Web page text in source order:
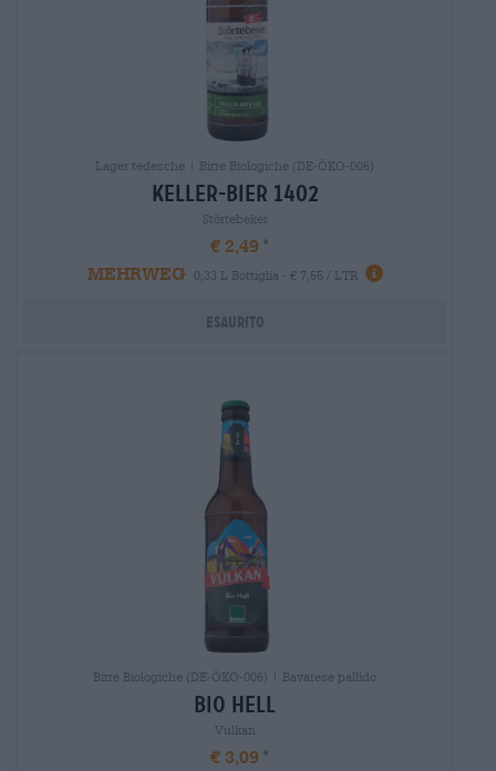
Lager tedesche | Birre Biologiche (DE-ÖKO-006)
keller-bier 1402
Störtebeker
€ 2,49
MEHRWEG
0,33 L Bottiglia - € 7,55 / LTR
Esaurito
Birre Biologiche (DE-ÖKO-006) | Bavarese pallido
bio hell
Vulkan
€ 3,09